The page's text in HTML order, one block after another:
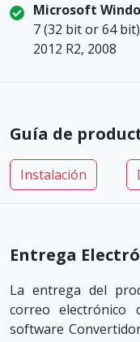
Microsoft
7 (32 bit or 64
2012 R2, 2008
Guía de
Instalación
Entrega
La entrega del
correo electrónico
software